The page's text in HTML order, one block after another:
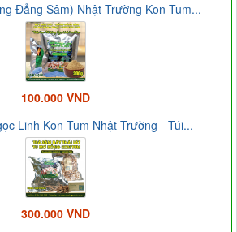
Đẳng Sâm) Nhật Trường Kon Tum...
100.000 VND
Linh Kon Tum Nhật Trường - Túi...
300.000 VND